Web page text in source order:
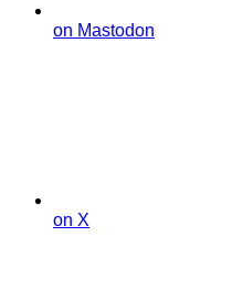
on Mastodon
on X